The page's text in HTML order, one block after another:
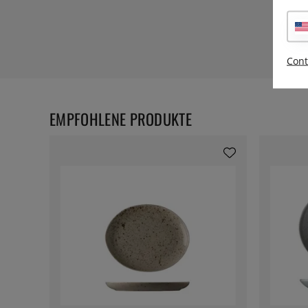
EMPFOHLENE PRODUKTE